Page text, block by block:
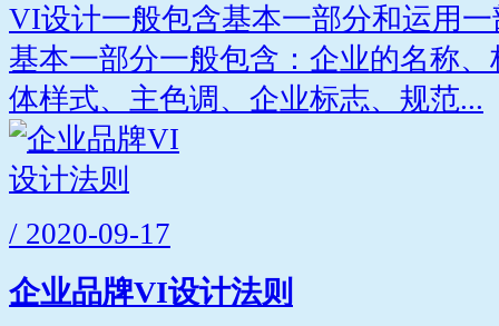
VI设计一般包含基本一部分和运用
基本一部分一般包含：企业的名称
体样式、主色调、企业标志、规范...
/ 2020-09-17
企业品牌VI设计法则